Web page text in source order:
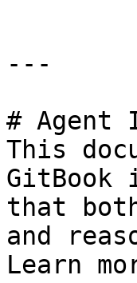
---
# Agent
This
GitBook
that
and
Learn